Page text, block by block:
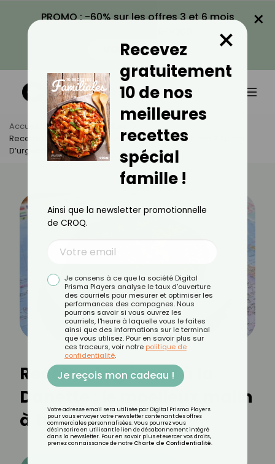
PROMO : -60% sur les offres 3 et 6 mois
VOIR LA PROMO
×
Accueil Actus
Recettes
Recette De Gâteau À La Danette : Le Moelleux Malin À Tester
D’urgence
Recette de gâteau à la
Danette : le moelleux malin
à tester d’urgence
Recevez
gratuitement
10 de nos
meilleures
recettes
spécial
famille !
×
Ainsi que la newsletter promotionnelle
de CROQ.
Je consens à ce que la société Digital
Prisma Players analyse le taux d'ouverture
des courriels pour mesurer et optimiser les
performances des campagnes. Nous
pourrons savoir si vous ouvrez les
courriels, l'heure à laquelle vous le faites
ainsi que des informations sur le terminal
que vous utilisez. Pour en savoir plus sur
ces traceurs, voir notre politique de
confidentialité.
Je reçois mon cadeau !
Votre adresse email sera utilisée par Digital Prisma Players
pour vous envoyer votre newsletter contenant des offres
commerciales personnalisées. Vous pourrez vous
désinscrire en utilisant le lien de désabonnement intégré
dans la newsletter. Pour en savoir plus et exercer vos droits,
prenez connaissance de notre Charte de Confidentialité.